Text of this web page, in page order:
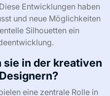
Entwicklungen haben
und neue Möglichkeiten
Silhouetten ein
sie in der kreativen
eine zentrale Rolle in